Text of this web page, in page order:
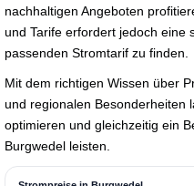
nachhaltigen Angeboten
und Tarife erfordert jedoch eine
passenden Stromtarif zu finden.
Mit dem richtigen Wissen über
und regionalen Besonderheiten
optimieren und gleichzeitig ein
Burgwedel leisten.